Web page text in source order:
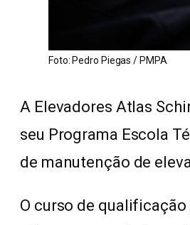
Foto: Pedro Piegas / PMPA
A Elevadores Atlas
seu Programa Escola
de manutenção de
O curso de